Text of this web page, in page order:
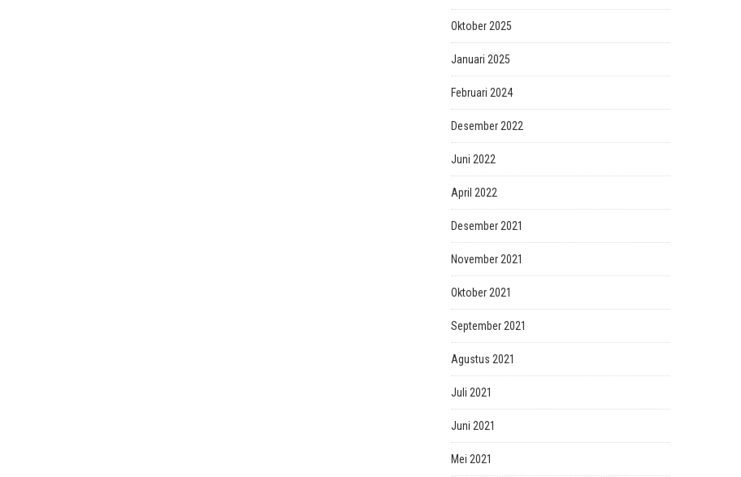
Oktober 2025
Januari 2025
Februari 2024
Desember 2022
Juni 2022
April 2022
Desember 2021
November 2021
Oktober 2021
September 2021
Agustus 2021
Juli 2021
Juni 2021
Mei 2021